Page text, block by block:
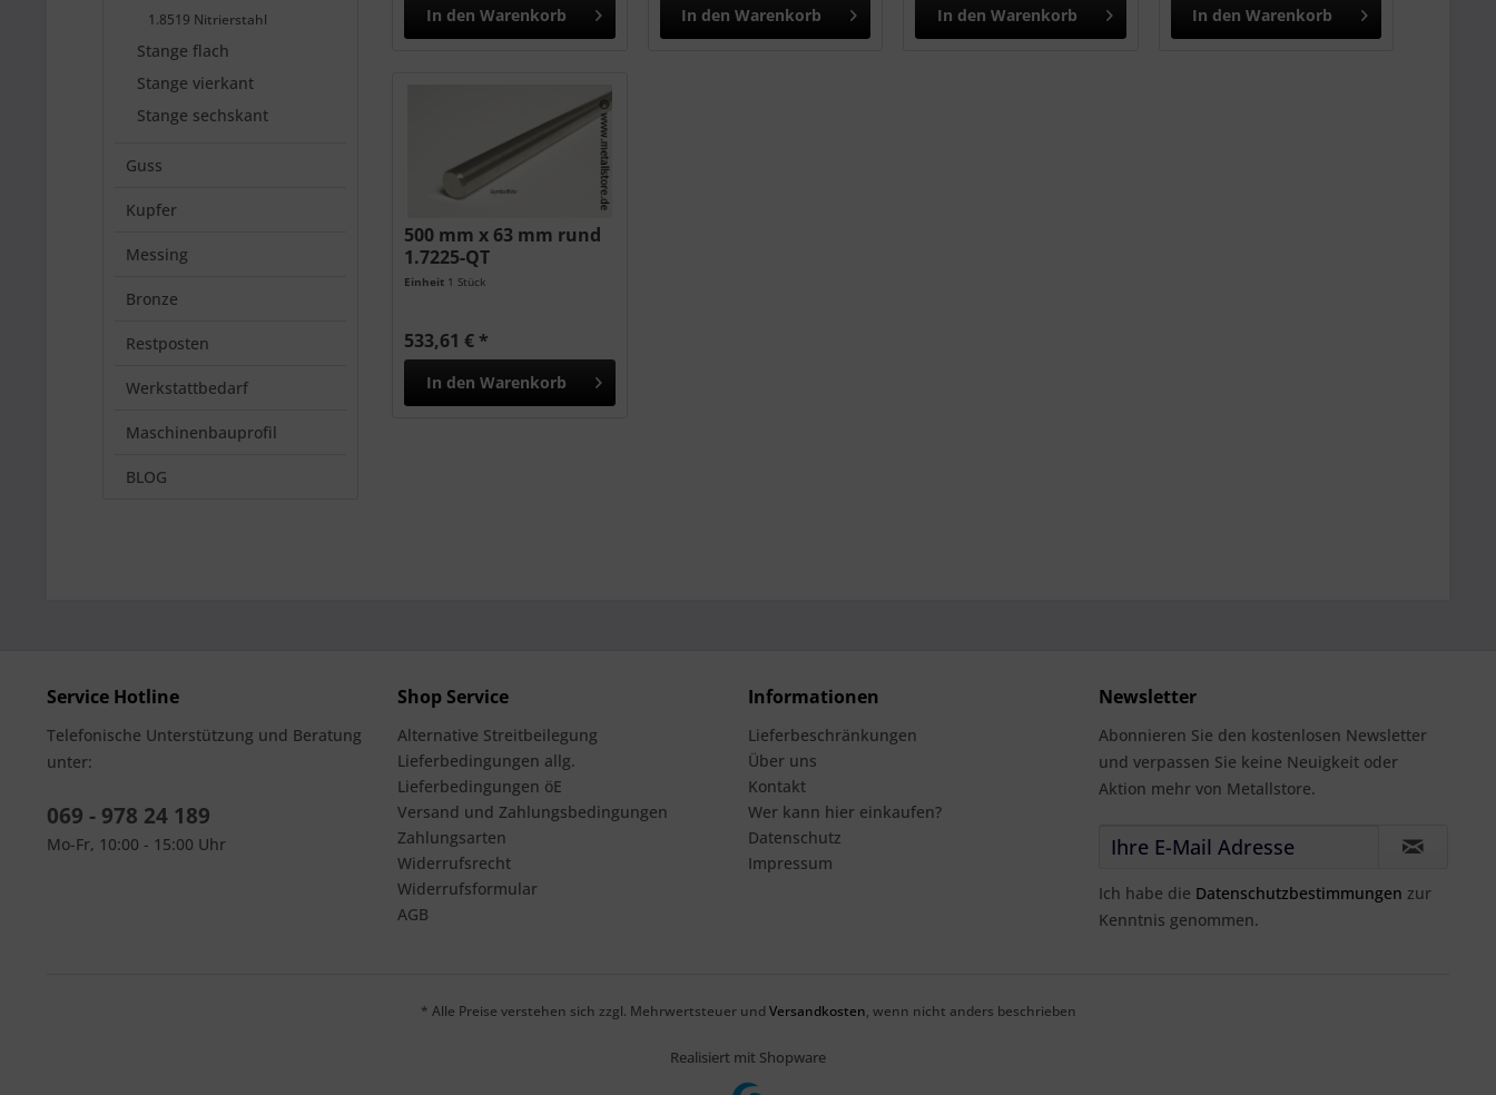
1.8519 Nitrierstahl
Stange flach
Stange vierkant
Stange sechskant
Guss
Kupfer
Messing
Bronze
Restposten
Werkstattbedarf
Maschinenbauprofil
BLOG
In den Warenkorb In den Warenkorb In den Warenkorb In den Warenkorb
500 mm x 63 mm rund
1.7225-QT
Einheit 1 Stück
533,61 € *
In den Warenkorb
Service Hotline
Telefonische Unterstützung und Beratung
unter:
069 - 978 24 189
Mo-Fr, 10:00 - 15:00 Uhr
Shop Service
Alternative Streitbeilegung
Lieferbedingungen allg.
Lieferbedingungen öE
Versand und Zahlungsbedingungen
Zahlungsarten
Widerrufsrecht
Widerrufsformular
AGB
Informationen
Lieferbeschränkungen
Über uns
Kontakt
Wer kann hier einkaufen?
Datenschutz
Impressum
Newsletter
Abonnieren Sie den kostenlosen Newsletter
und verpassen Sie keine Neuigkeit oder
Aktion mehr von Metallstore.
Ich habe die Datenschutzbestimmungen zur
Kenntnis genommen.
* Alle Preise verstehen sich zzgl. Mehrwertsteuer und Versandkosten, wenn nicht anders beschrieben
Realisiert mit Shopware